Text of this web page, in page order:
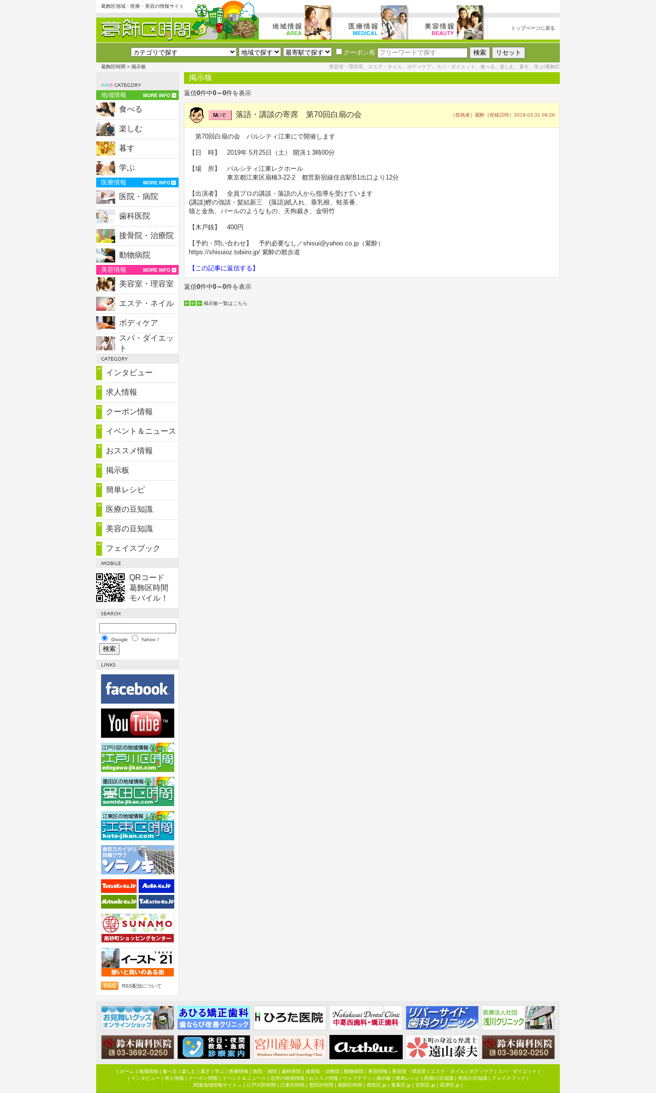
葛飾区地域・医療・美容の情報サイト
トップページに戻る
クーポン有
葛飾区時間 > 掲示板 美容室・理容室、エステ・ネイル、ボディケア、スパ・ダイエット、食べる、楽しむ、暮す、学ぶ/葛飾区
地域情報
食べる
楽しむ
暮す
学ぶ
医療情報
医院・病院
歯科医院
接骨院・治療院
動物病院
美容情報
美容室・理容室
エステ・ネイル
ボディケア
スパ・ダイエッ
ト
インタビュー
求人情報
クーポン情報
イベント＆ニュース
おススメ情報
掲示板
簡単レシピ
医療の豆知識
美容の豆知識
フェイスブック
QRコード
葛飾区時間
モバイル！
Google Yahoo！
RSS配信について
掲示板
返信0件中0～0件を表示
落語・講談の寄席 第70回白扇の会 ［投稿者］紫酔［投稿日時］2019.03.31 09:28
第70回白扇の会 パルシティ江東にで開催します
【日 時】 2019年 5月25日（土） 開演１3時00分
【場 所】 パルシティ江東レクホール
東京都江東区扇橋3-22-2 都営新宿線住吉駅B1出口より12分
【出演者】 全員プロの講談・落語の人から指導を受けています
(講談)鰹の強請・髪結新三 (落語)紙入れ、垂乳根、蛙茶番、
猫と金魚、バールのようなもの、天狗裁き、金明竹
【木戸銭】 400円
【予約・問い合わせ】 予約必要なし／shisui@yahoo.co.jp（紫酔）
https://shisuioz.tobiiro.jp/ 紫酔の散歩道
【この記事に返信する】
返信0件中0～0件を表示
掲示板一覧はこちら
| ホーム | 地域情報 | 食べる | 楽しむ| 暮す| 学ぶ| 医療情報 | 医院・病院| 歯科医院| 接骨院・治療院| 動物病院| 美容情報 | 美容室・理容室| エステ・ネイル| ボディケア | スパ・ダイエット |
| インタビュー | 求人情報 | クーポン情報 | イベント＆ニュース | 近所の映画情報 | おススメ情報 | ウェブチラシ | 掲示板 | 簡単レシピ| 医療の豆知識| 美容の豆知識| フェイスブック |
関連地域情報サイト→ | 江戸川区時間 | 江東区時間 | 墨田区時間 | 葛飾区時間 | 都筑区.jp | 青葉区.jp | 宮前区.jp | 高津区.jp |